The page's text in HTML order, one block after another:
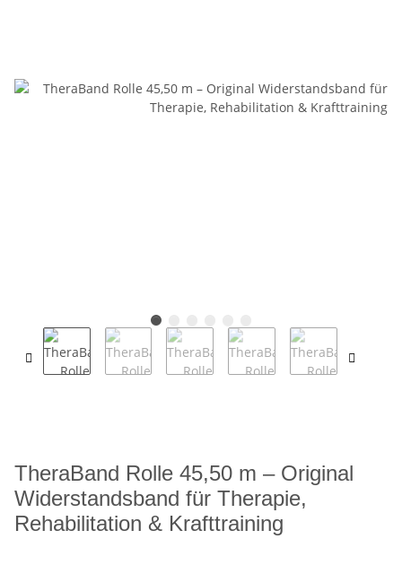
TheraBand Rolle 45,50 m – Original
Widerstandsband für Therapie,
Rehabilitation & Krafttraining